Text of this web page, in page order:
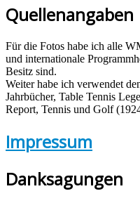
Quellenangaben
Für die Fotos habe ich alle
und internationale
Besitz sind.
Weiter habe ich verwendet
Jahrbücher, Table Tennis
Report, Tennis und Golf
Impressum
Danksagungen